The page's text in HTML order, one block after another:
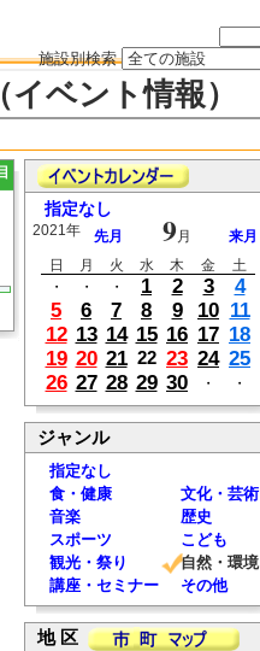
施設別検索
ベント情報）
指定なし
2021年 先月 9月
来月
日
月 火 水 木 金
土
・
・ ・ 1 2 3
4
5
6 7 8 9 10 11
12 13 14 15 16 17 18
19 20 21 22 23 24 25
26 27 28 29 30 ・ ・
ジャンル
指定なし
食・健康
文化・芸術
音楽
歴史
スポーツ
こども
観光・祭り
自然・環境
講座・セミナー
その他
地 区